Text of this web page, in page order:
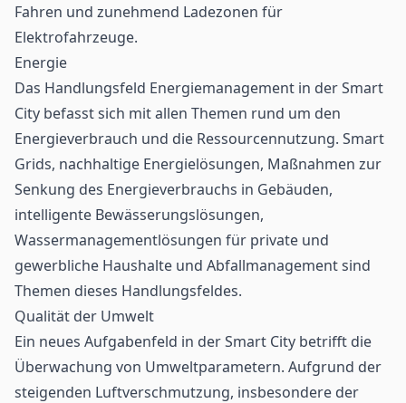
Fahren und zunehmend Ladezonen für
Elektrofahrzeuge.
Energie
Das Handlungsfeld Energiemanagement in der Smart
City befasst sich mit allen Themen rund um den
Energieverbrauch und die Ressourcennutzung. Smart
Grids, nachhaltige Energielösungen, Maßnahmen zur
Senkung des Energieverbrauchs in Gebäuden,
intelligente Bewässerungslösungen,
Wassermanagementlösungen für private und
gewerbliche Haushalte und Abfallmanagement sind
Themen dieses Handlungsfeldes.
Qualität der Umwelt
Ein neues Aufgabenfeld in der Smart City betrifft die
Überwachung von Umweltparametern. Aufgrund der
steigenden Luftverschmutzung, insbesondere der